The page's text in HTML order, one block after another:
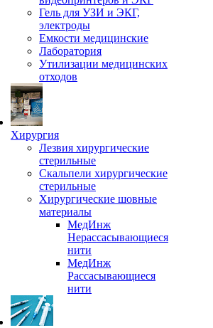
Гель для УЗИ и ЭКГ,
электроды
Емкости медицинские
Лаборатория
Утилизации медицинских
отходов
Хирургия
Лезвия хирургические
стерильные
Скальпели хирургические
стерильные
Хирургические шовные
материалы
МедИнж
Нерассасывающиеся
нити
МедИнж
Рассасывающиеся
нити